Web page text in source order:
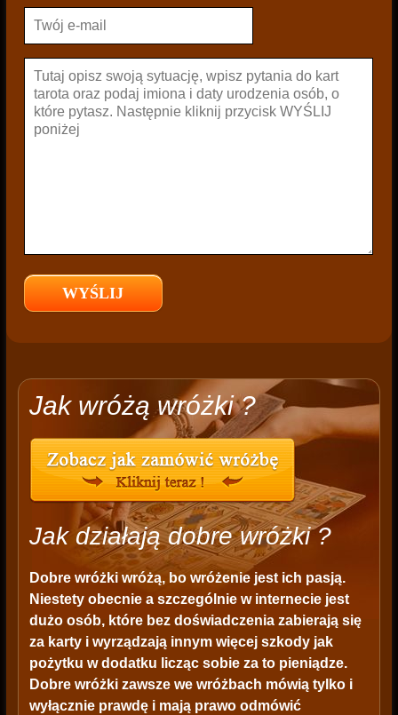
Jak wróżą wróżki ?
Jak działają dobre wróżki ?
Dobre wróżki wróżą, bo wróżenie jest ich pasją.
Niestety obecnie a szczególnie w internecie jest
dużo osób, które bez doświadczenia zabierają się
za karty i wyrządzają innym więcej szkody jak
pożytku w dodatku licząc sobie za to pieniądze.
Dobre wróżki zawsze we wróżbach mówią tylko i
wyłącznie prawdę i mają prawo odmówić